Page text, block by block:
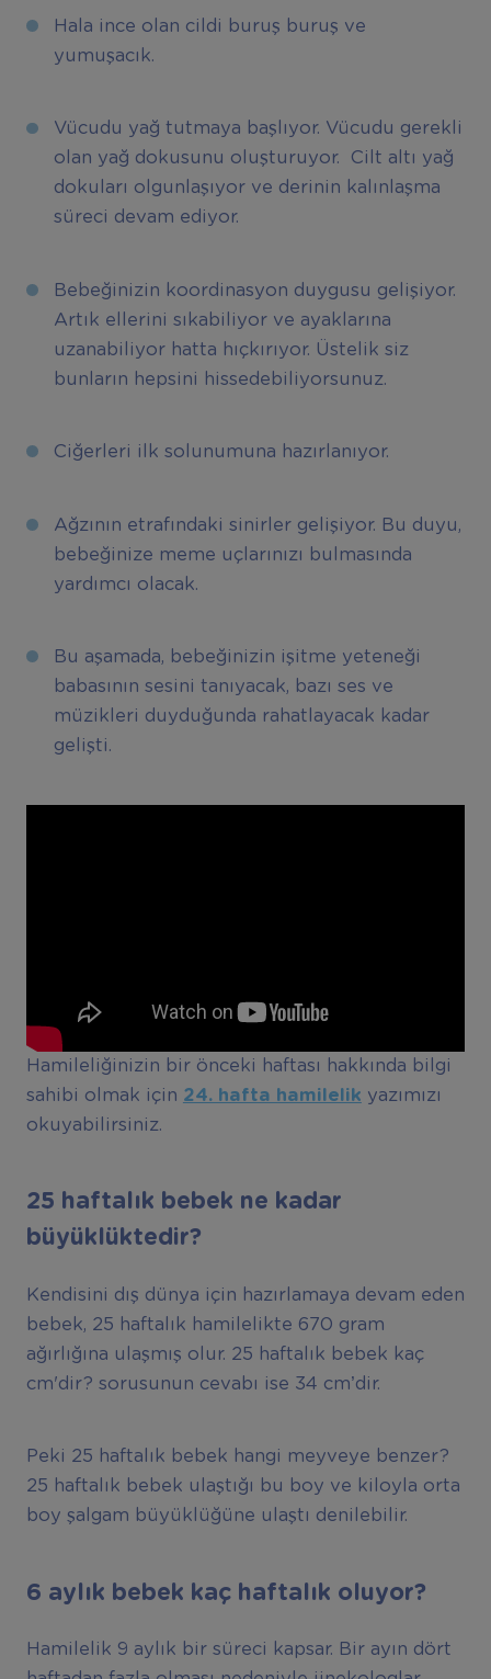
Hala ince olan cildi buruş buruş ve
yumuşacık.
Vücudu yağ tutmaya başlıyor. Vücudu gerekli
olan yağ dokusunu oluşturuyor. Cilt altı yağ
dokuları olgunlaşıyor ve derinin kalınlaşma
süreci devam ediyor.
Bebeğinizin koordinasyon duygusu gelişiyor.
Artık ellerini sıkabiliyor ve ayaklarına
uzanabiliyor hatta hıçkırıyor. Üstelik siz
bunların hepsini hissedebiliyorsunuz.
Ciğerleri ilk solunumuna hazırlanıyor.
Ağzının etrafındaki sinirler gelişiyor. Bu duyu,
bebeğinize meme uçlarınızı bulmasında
yardımcı olacak.
Bu aşamada, bebeğinizin işitme yeteneği
babasının sesini tanıyacak, bazı ses ve
müzikleri duyduğunda rahatlayacak kadar
gelişti.
Hamileliğinizin bir önceki haftası hakkında bilgi
sahibi olmak için 24. hafta hamilelik yazımızı
okuyabilirsiniz.
25 haftalık bebek ne kadar
büyüklüktedir?
Kendisini dış dünya için hazırlamaya devam eden
bebek, 25 haftalık hamilelikte 670 gram
ağırlığına ulaşmış olur. 25 haftalık bebek kaç
cm'dir? sorusunun cevabı ise 34 cm’dir.
Peki 25 haftalık bebek hangi meyveye benzer?
25 haftalık bebek ulaştığı bu boy ve kiloyla orta
boy şalgam büyüklüğüne ulaştı denilebilir.
6 aylık bebek kaç haftalık oluyor?
Hamilelik 9 aylık bir süreci kapsar. Bir ayın dört